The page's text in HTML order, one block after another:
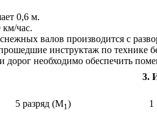
0,6 м.
км/час.
валов производится с
шие инструктаж по технике
необходимо обеспечить
3.
5 разряд (М1)
1